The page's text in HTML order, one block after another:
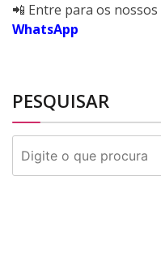
📲 Entre para os nossos
WhatsApp
PESQUISAR
PESQUISAR